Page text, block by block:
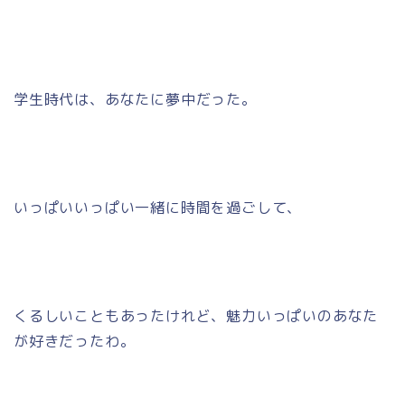
学生時代は、あなたに夢中だった。
いっぱいいっぱい一緒に時間を過ごして、
くるしいこともあったけれど、魅力いっぱいのあなた
が好きだったわ。